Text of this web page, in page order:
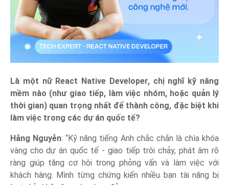
Là một nữ React Native Developer, chị nghĩ kỹ năng
mềm nào (như giao tiếp, làm việc nhóm, hoặc quản lý
thời gian) quan trọng nhất để thành công, đặc biệt khi
làm việc trong các dự án quốc tế?
Hằng Nguyễn: “Kỹ năng tiếng Anh chắc chắn là chìa khóa
vàng cho dự án quốc tế - giao tiếp trôi chảy, phát âm rõ
ràng giúp tăng cơ hội trong phỏng vấn và làm việc với
khách hàng. Mình từng chứng kiến nhiều bạn tài năng bị